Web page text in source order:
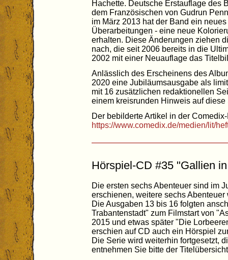
Hachette. Deutsche Erstauflage des
dem Französischen von Gudrun
im März 2013 hat der Band ein
Überarbeitungen - eine neue
erhalten. Diese Änderungen ziehen
nach, die seit 2006 bereits in die
2002 mit einer Neuauflage das
Anlässlich des Erscheinens des
2020 eine Jubiläumsausgabe als
mit 16 zusätzlichen redaktionellen
einem kreisrunden Hinweis auf
Der bebilderte Artikel in der
https://www.comedix.de/medien/lit/
Hörspiel-CD #35 "Gallien
Die ersten sechs Abenteuer sind im
erschienen, weitere sechs
Die Ausgaben 13 bis 16 folgten
Trabantenstadt" zum Filmstart von
2015 und etwas später "Die
erschien auf CD auch ein Hörspiel
Die Serie wird weiterhin fortgesetzt,
entnehmen Sie bitte der